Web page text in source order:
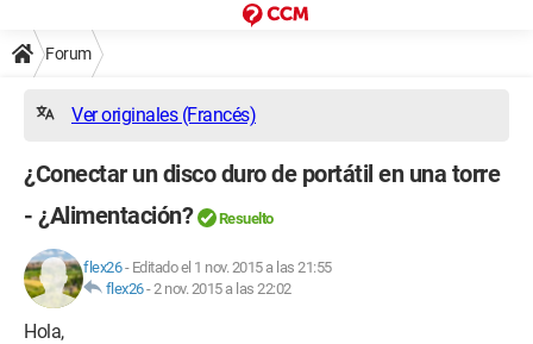
Forum
Ver originales (Francés)
¿Conectar un disco duro de portátil en una torre
- ¿Alimentación?
Resuelto
flex26- Editado el 1 nov. 2015 a las 21:55
flex26-2 nov. 2015 a las 22:02
Hola,